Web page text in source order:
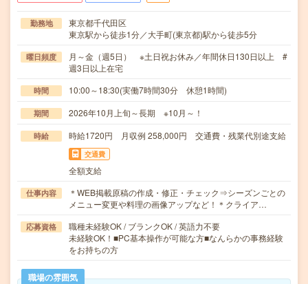
勤務地
東京都千代田区
東京駅から徒歩1分／大手町(東京都)駅から徒歩5分
曜日頻度
月～金（週5日） ※土日祝お休み／年間休日130日以上 #
週3日以上在宅
時間 10:00～18:30(実働7時間30分 休憩1時間)
期間 2026年10月上旬～長期 ※10月～！
時給 時給1720円 月収例 258,000円 交通費・残業代別途支給
交通費
全額支給
仕事内容
＊WEB掲載原稿の作成・修正・チェック⇒シーズンごとの
メニュー変更や料理の画像アップなど！＊クライア…
応募資格
職種未経験OK / ブランクOK / 英語力不要
未経験OK！■PC基本操作が可能な方■なんらかの事務経験
をお持ちの方
職場の雰囲気